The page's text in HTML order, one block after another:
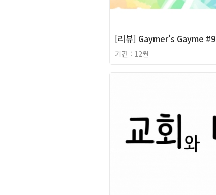
[리뷰] Gaymer's Gayme #9
기간 : 12월